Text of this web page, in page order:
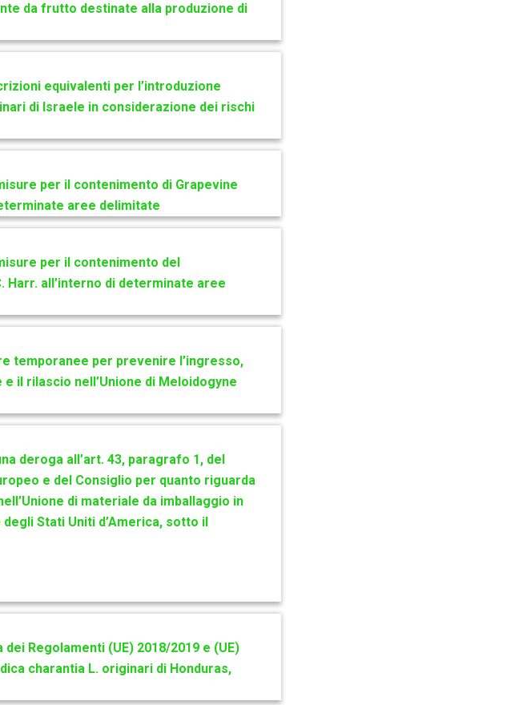
da frutto destinate alla produzione di
equivalenti per l’introduzione
di Israele in considerazione dei rischi
per il contenimento di Grapevine
aree delimitate
per il contenimento del
Harr. all’interno di determinate aree
temporanee per prevenire l’ingresso,
il rilascio nell’Unione di Meloidogyne
deroga all’art. 43, paragrafo 1, del
e del Consiglio per quanto riguarda
di materiale da imballaggio in
Stati Uniti d’America, sotto il
Regolamenti (UE) 2018/2019 e (UE)
charantia L. originari di Honduras,